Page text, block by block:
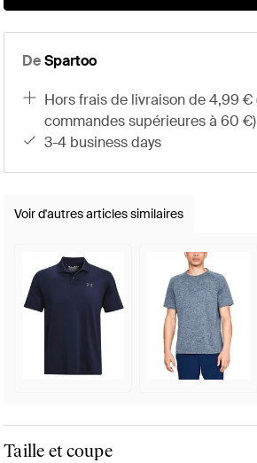
DeSpartoo
hors frais de livraison de 4,99 € (gratuit pour les
commandes supérieures à 60 €)
3-4 business days
Voir d'autres articles similaires
Taille et coupe